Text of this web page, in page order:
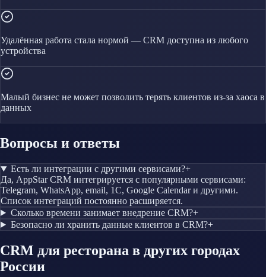
Удалённая работа стала нормой — CRM доступна из любого
устройства
Малый бизнес не может позволить терять клиентов из-за хаоса в
данных
Вопросы и ответы
Есть ли интеграции с другими сервисами?+
Да, AppStar CRM интегрируется с популярными сервисами:
Telegram, WhatsApp, email, 1С, Google Calendar и другими.
Список интеграций постоянно расширяется.
Сколько времени занимает внедрение CRM?+
Безопасно ли хранить данные клиентов в CRM?+
CRM для ресторана в других городах
России